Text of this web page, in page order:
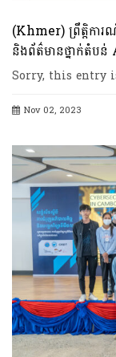
(Khmer) ព្រឹត្តិការ
និងព័ត៌មានថ្នាក់តំប
Sorry, this entry
Nov 02, 2023